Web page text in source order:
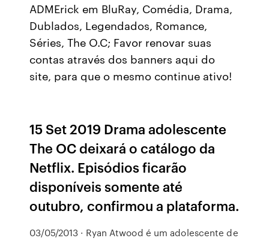
ADMErick em BluRay, Comédia, Drama,
Dublados, Legendados, Romance,
Séries, The O.C; Favor renovar suas
contas através dos banners aqui do
site, para que o mesmo continue ativo!
15 Set 2019 Drama adolescente
The OC deixará o catálogo da
Netflix. Episódios ficarão
disponíveis somente até
outubro, confirmou a plataforma.
03/05/2013 · Ryan Atwood é um adolescente de